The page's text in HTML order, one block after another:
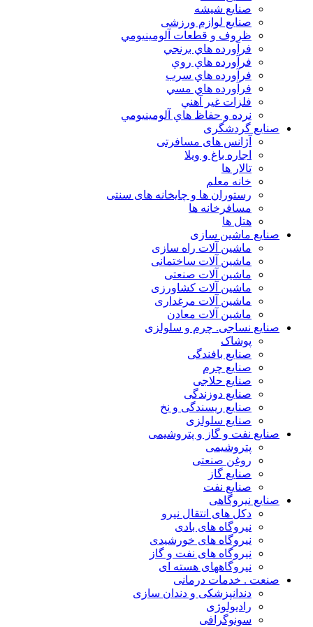
صنایع شیشه
صنایع لوازم ورزشی
ظروف و قطعات آلومينيومي
فرآورده هاي برنجي
فرآورده هاي روي
فرآورده هاي سرب
فرآورده هاي مسي
فلزات غير آهني
نرده و حفاظ هاي آلومينيومي
صنایع گردشگری
آژانس های مسافرتی
اجاره باغ و ویلا
تالار ها
خانه معلم
رستوران ها و چایخانه های سنتی
مسافرخانه ها
هتل ها
صنایع ماشین سازی
ماشین آلات راه سازی
ماشین آلات ساختمانی
ماشین آلات صنعتی
ماشین آلات کشاورزی
ماشین آلات مرغداری
ماشین آلات معادن
صنایع نساجی. چرم و سلولزی
پوشاک
صنایع بافندگی
صنایع چرم
صنایع حلاجی
صنایع دوزندگی
صنایع ریسندگی و نخ
صنایع سلولزی
صنایع نفت و گاز و پتروشیمی
پتروشیمی
روغن صنعتی
صنایع گاز
صنایع نفت
صنایع نیروگاهی
دکل های انتقال نیرو
نیروگاه های بادی
نیروگاه های خورشیدی
نیروگاه های نفت و گاز
نیروگاههای هسته ای
صنعت . خدمات درمانی
دندانپزشکی و دندان سازی
رادیولوژی
سونوگرافی